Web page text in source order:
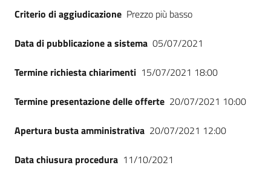
Criterio di aggiudicazione Prezzo più basso
Data di pubblicazione a sistema 05/07/2021
Termine richiesta chiarimenti 15/07/2021 18:00
Termine presentazione delle offerte 20/07/2021 10:00
Apertura busta amministrativa 20/07/2021 12:00
Data chiusura procedura 11/10/2021